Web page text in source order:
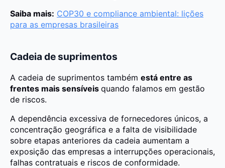
Saiba mais: COP30 e compliance ambiental: lições
para as empresas brasileiras
Cadeia de suprimentos
A cadeia de suprimentos também está entre as
frentes mais sensíveis quando falamos em gestão
de riscos.
A dependência excessiva de fornecedores únicos, a
concentração geográfica e a falta de visibilidade
sobre etapas anteriores da cadeia aumentam a
exposição das empresas a interrupções operacionais,
falhas contratuais e riscos de conformidade.